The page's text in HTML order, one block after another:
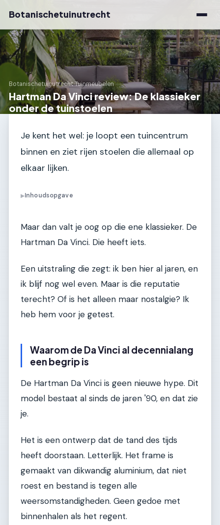
Botanischetuinutrecht
Botanischetuinutrecht›Tuinmeubelen
Hartman Da Vinci review: De klassieker
onder de tuinstoelen
Je kent het wel: je loopt een tuincentrum
binnen en ziet rijen stoelen die allemaal op
elkaar lijken.
▶Inhoudsopgave
Maar dan valt je oog op die ene klassieker. De
Hartman Da Vinci. Die heeft iets.
Een uitstraling die zegt: ik ben hier al jaren, en
ik blijf nog wel even. Maar is die reputatie
terecht? Of is het alleen maar nostalgie? Ik
heb hem voor je getest.
Waarom de Da Vinci al decennialang
een begrip is
De Hartman Da Vinci is geen nieuwe hype. Dit
model bestaat al sinds de jaren '90, en dat zie
je.
Het is een ontwerp dat de tand des tijds
heeft doorstaan. Letterlijk. Het frame is
gemaakt van dikwandig aluminium, dat niet
roest en bestand is tegen alle
weersomstandigheden. Geen gedoe met
binnenhalen als het regent.